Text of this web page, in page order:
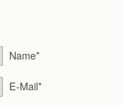
Name*
E-Mail*